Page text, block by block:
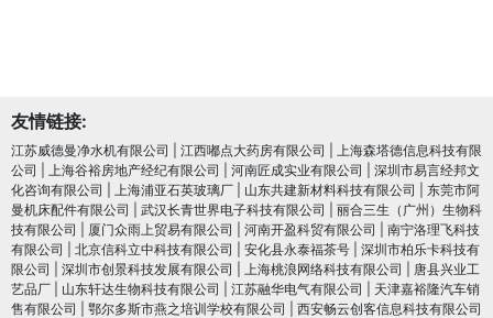
友情链接:
江苏威德曼净水机有限公司 江西嘟点大药房有限公司
上海森塔德信息科技有限
公司
上海谷裕房地产经纪有限公司 河南匠成实业有限公司
深圳市易言经邦文
化咨询有限公司
上海浦亚石英玻璃厂 山东共建新材料科技有限公司
东莞市阿
曼机床配件有限公司
武汉长青世界电子科技有限公司
丽合三生（广州）生物科
技有限公司
厦门众雨上贸易有限公司 河南开盈科贸有限公司
南宁洛理飞科技
有限公司
北京信科立中科技有限公司 安化县永泰福茶号
深圳市柏乐卡科技有
限公司
深圳市创景科技发展有限公司 上海桃浪网络科技有限公司
唐县兴业工
艺品厂
山东轩达生物科技有限公司 江苏融华电气有限公司
天津嘉裕隆汽车销
售有限公司
鄂尔多斯市燕之培训学校有限公司
西安畅云创客信息科技有限公司